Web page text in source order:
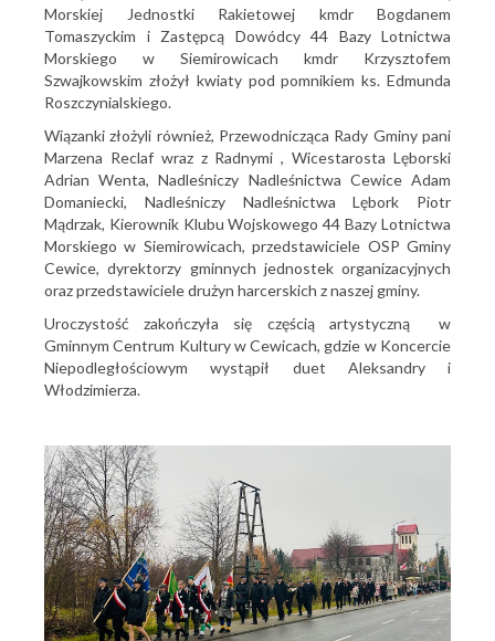
Morskiej Jednostki Rakietowej kmdr Bogdanem
Tomaszyckim i Zastępcą Dowódcy 44 Bazy Lotnictwa
Morskiego w Siemirowicach kmdr Krzysztofem
Szwajkowskim złożył kwiaty pod pomnikiem ks. Edmunda
Roszczynialskiego.
Wiązanki złożyli również, Przewodnicząca Rady Gminy pani
Marzena Reclaf wraz z Radnymi , Wicestarosta Lęborski
Adrian Wenta, Nadleśniczy Nadleśnictwa Cewice Adam
Domaniecki, Nadleśniczy Nadleśnictwa Lębork Piotr
Mądrzak, Kierownik Klubu Wojskowego 44 Bazy Lotnictwa
Morskiego w Siemirowicach, przedstawiciele OSP Gminy
Cewice, dyrektorzy gminnych jednostek organizacyjnych
oraz przedstawiciele drużyn harcerskich z naszej gminy.
Uroczystość zakończyła się częścią artystyczną w
Gminnym Centrum Kultury w Cewicach, gdzie w Koncercie
Niepodległościowym wystąpił duet Aleksandry i
Włodzimierza.